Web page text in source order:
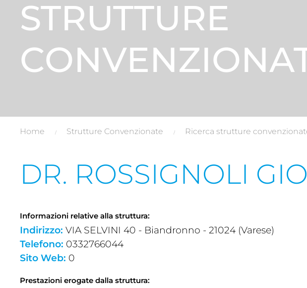
STRUTTURE
Home Strutture Convenzionate Ricerca strutture
DR. ROSSIGNOLI
Informazioni relative alla struttura:
Indirizzo: VIA SELVINI 40 - Biandronno - 21024 (Varese)
Telefono: 0332766044
Sito Web: 0
Prestazioni erogate dalla struttura: